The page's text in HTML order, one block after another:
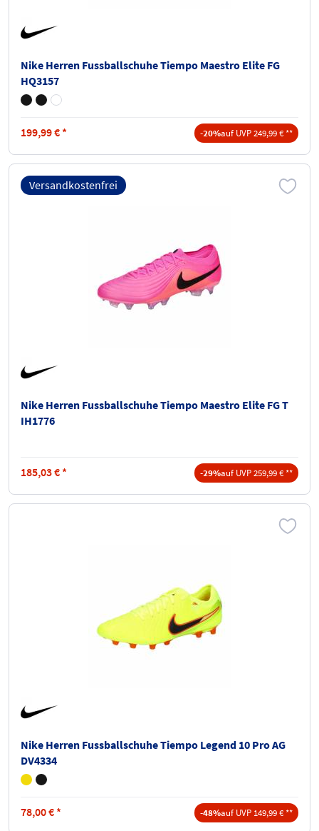
Nike Herren Fussballschuhe Tiempo Maestro Elite FG
HQ3157
199,99€ * -20%auf UVP 249,99 € **
Versandkostenfrei
Nike Herren Fussballschuhe Tiempo Maestro Elite FG T
IH1776
185,03€ * -29%auf UVP 259,99 € **
Nike Herren Fussballschuhe Tiempo Legend 10 Pro AG
DV4334
78,00€ * -48%auf UVP 149,99 € **